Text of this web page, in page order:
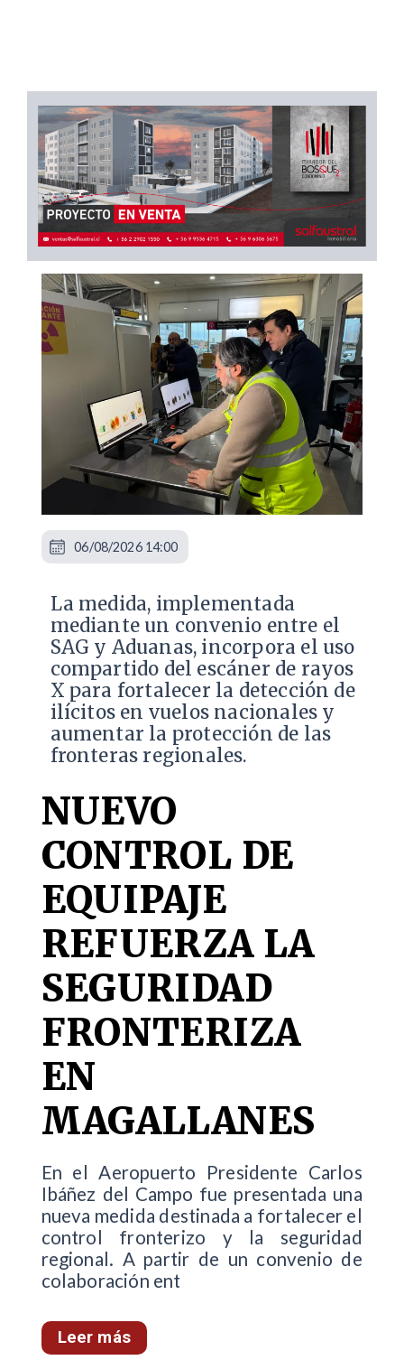
La medida, implementada
mediante un convenio entre el
SAG y Aduanas, incorpora el uso
compartido del escáner de rayos
X para fortalecer la detección de
ilícitos en vuelos nacionales y
aumentar la protección de las
fronteras regionales.
NUEVO
CONTROL DE
EQUIPAJE
REFUERZA LA
SEGURIDAD
FRONTERIZA
EN
MAGALLANES
En el Aeropuerto Presidente Carlos
Ibáñez del Campo fue presentada una
nueva medida destinada a fortalecer el
control fronterizo y la seguridad
regional. A partir de un convenio de
colaboración ent
Leer más
06/08/2026 14:00